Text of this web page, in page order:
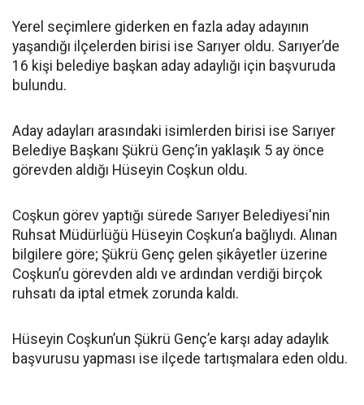
Yerel seçimlere giderken en fazla aday adayının
yaşandığı ilçelerden birisi ise Sarıyer oldu. Sarıyer’de
16 kişi belediye başkan aday adaylığı için başvuruda
bulundu.
Aday adayları arasındaki isimlerden birisi ise Sarıyer
Belediye Başkanı Şükrü Genç’in yaklaşık 5 ay önce
görevden aldığı Hüseyin Coşkun oldu.
Coşkun görev yaptığı sürede Sarıyer Belediyesi'nin
Ruhsat Müdürlüğü Hüseyin Coşkun’a bağlıydı. Alınan
bilgilere göre; Şükrü Genç gelen şikâyetler üzerine
Coşkun’u görevden aldı ve ardından verdiği birçok
ruhsatı da iptal etmek zorunda kaldı.
Hüseyin Coşkun’un Şükrü Genç’e karşı aday adaylık
başvurusu yapması ise ilçede tartışmalara eden oldu.